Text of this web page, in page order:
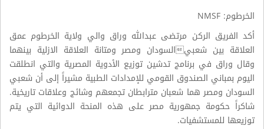
الخرطوم: NMSF
أكد الفريق الركن مرتضى عبدالله وراق والي ولاية الخرطوم عمق
العلاقة بين شعبيالسودان ومصر ومتانة العلاقة الازلية بينهما
وقال وراق في برنامج تدشين توزيع الأدوية المصرية والتي انطلقت
اليوم بمباني الصندوق القومي للإمدادات الطبية مشيراً إلى أن شعبي
السودان ومصر هما شعبان مترابطان تجمعهم وشائج وعلاقات تاريخية.
شاكراً حكومة جمهورية مصر على هذه المنحة الدوائية التي يتم
توزيعها للمستشفيات.